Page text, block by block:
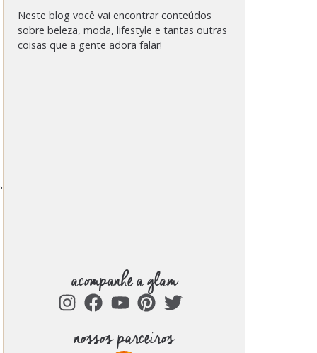
Neste blog você vai encontrar conteúdos
sobre beleza, moda, lifestyle e tantas outras
coisas que a gente adora falar!
acompanhe a glam
nossos parceiros